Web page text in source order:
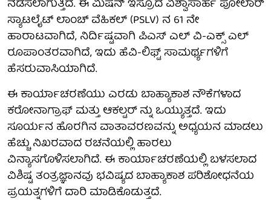
ನಡೆಸಲಾಗುತ್ತಿದೆ. ಈ ಮಿಷನ್ ಇಸ್ರೊದ ವಿಶ್ವಾಸಾರ್ಹ ಪೋಲಾರ್
ಸ್ಯಾಟಲೈಟ್ ಲಾಂಚ್ ವೆಹಿಕಲ್ (PSLV) ನ 61 ನೇ
ಹಾರಾಟವಾಗಿದೆ, ನಿರ್ದಿಷ್ಟವಾಗಿ ಪಿಎಸ್ ಎಲ್ ವಿ-ಎಕ್ಸ್ ಎಲ್
ರೂಪಾಂತರವಾಗಿದೆ, ಇದು ಹೆವಿ-ಲಿಫ್ಟ್ ಸಾಮರ್ಥ್ಯಗಳಿಗೆ
ಹೆಸರುವಾಸಿಯಾಗಿದೆ.
ಈ ಕಾರ್ಯಾಚರಣೆಯು ಎರಡು ಬಾಹ್ಯಾಕಾಶ ನೌಕೆಗಳಾದ
ಕರೋನಾಗ್ರಾಫ್ ಮತ್ತು ಆಕಲ್ಟರ್ ನ್ನು ಒಯ್ಯುತ್ತದೆ. ಇದು
ಸೂರ್ಯನ ಹೊರಗಿನ ವಾತಾವರಣವನ್ನು ಅಧ್ಯಯನ ಮಾಡಲು
ಹೆಚ್ಚು ನಿಖರವಾದ ರಚನೆಯಲ್ಲಿ ಹಾರಲು
ವಿನ್ಯಾಸಗೊಳಿಸಲಾಗಿದೆ. ಈ ಕಾರ್ಯಾಚರಣೆಯಲ್ಲಿ ಬಳಸಲಾದ
ವಿಶಿಷ್ಟ ತಂತ್ರಜ್ಞಾನವು ಭವಿಷ್ಯದ ಬಾಹ್ಯಾಕಾಶ ಪರಿಶೋಧನೆಯ
ಪ್ರಯತ್ನಗಳಿಗೆ ದಾರಿ ಮಾಡಿಕೊಡುತ್ತದೆ.